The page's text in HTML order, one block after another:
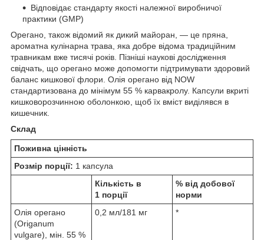
Відповідає стандарту якості належної виробничої
практики (GMP)
Орегано, також відомий як дикий майоран, — це пряна,
ароматна кулінарна трава, яка добре відома традиційним
травникам вже тисячі років. Пізніші наукові дослідження
свідчать, що орегано може допомогти підтримувати здоровий
баланс кишкової флори. Олія орегано від NOW
стандартизована до мінімум 55 % карвакролу. Капсули вкриті
кишковорозчинною оболонкою, щоб їх вміст виділявся в
кишечник.
Склад
Поживна цінність
Розмір порції: 1 капсула
Кількість в
1 порції
% від добової
норми
Олія орегано
(Origanum
vulgare), мін. 55 %
0,2 мл/181 мг *